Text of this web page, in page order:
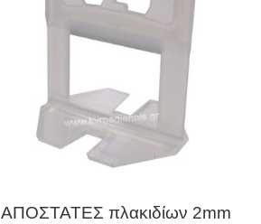
ΑΠΟΣΤΑΤΕΣ πλακιδίων 2mm